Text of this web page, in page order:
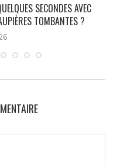
SECONDES AVEC
TOMBANTES ?